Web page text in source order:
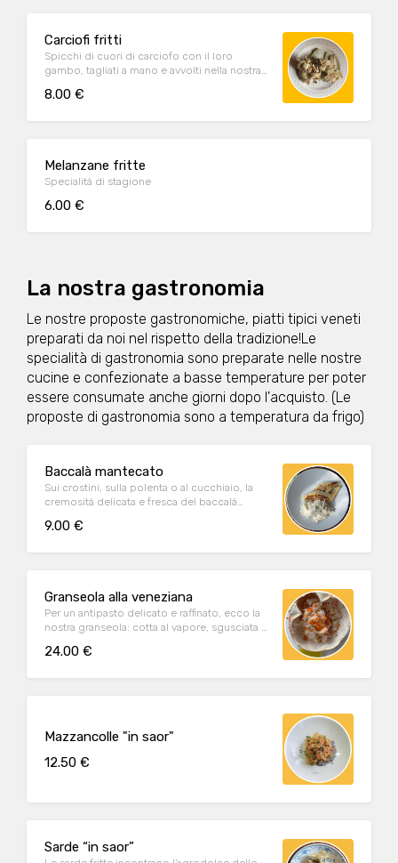
Carciofi fritti
Spicchi di cuori di carciofo con il loro
gambo, tagliati a mano e avvolti nella nostra
anticipa la primavera è finalmente arrivata!
8.00 €
Melanzane fritte
Specialità di stagione
6.00 €
La nostra gastronomia
Le nostre proposte gastronomiche, piatti tipici veneti
preparati da noi nel rispetto della tradizione!Le
specialità di gastronomia sono preparate nelle nostre
cucine e confezionate a basse temperature per poter
essere consumate anche giorni dopo l'acquisto. (Le
proposte di gastronomia sono a temperatura da frigo)
Baccalà mantecato
Sui crostini, sulla polenta o al cucchiaio, la
cremosità delicata e fresca del baccalà
9.00 €
Granseola alla veneziana
Per un antipasto delicato e raffinato, ecco la
nostra granseola: cotta al vapore, sgusciata a
e limone.
24.00 €
Mazzancolle "in saor"
12.50 €
Sarde “in saor”